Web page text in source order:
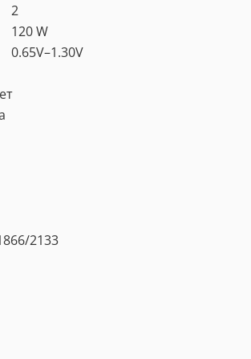
2
120 W
0.65V–1.30V
2133